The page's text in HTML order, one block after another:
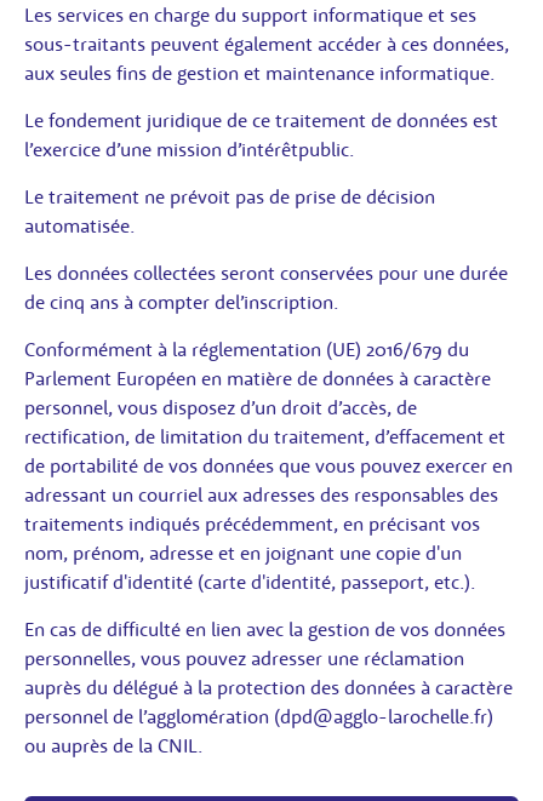
Les services en charge du support informatique et ses
sous-traitants peuvent également accéder à ces données,
aux seules fins de gestion et maintenance informatique.
Le fondement juridique de ce traitement de données est
l’exercice d’une mission d’intérêtpublic.
Le traitement ne prévoit pas de prise de décision
automatisée.
Les données collectées seront conservées pour une durée
de cinq ans à compter del’inscription.
Conformément à la réglementation (UE) 2016/679 du
Parlement Européen en matière de données à caractère
personnel, vous disposez d’un droit d’accès, de
rectification, de limitation du traitement, d’effacement et
de portabilité de vos données que vous pouvez exercer en
adressant un courriel aux adresses des responsables des
traitements indiqués précédemment, en précisant vos
nom, prénom, adresse et en joignant une copie d'un
justificatif d'identité (carte d'identité, passeport, etc.).
En cas de difficulté en lien avec la gestion de vos données
personnelles, vous pouvez adresser une réclamation
auprès du délégué à la protection des données à caractère
personnel de l’agglomération (dpd@agglo-larochelle.fr)
ou auprès de la CNIL.